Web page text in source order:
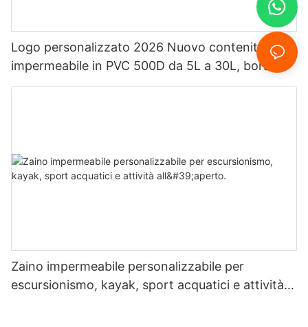
Logo personalizzato 2026 Nuovo contenitore
impermeabile in PVC 500D da 5L a 30L, borsa
impermeabile Ocean Pack.
Zaino impermeabile personalizzabile per
escursionismo, kayak, sport acquatici e attività